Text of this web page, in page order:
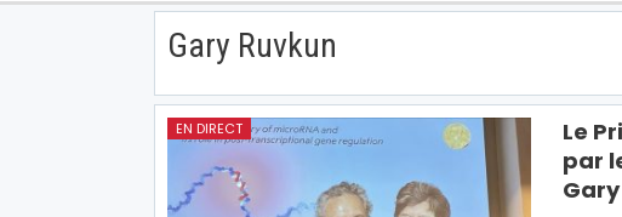
Gary Ruvkun
EN DIRECT
Le
par